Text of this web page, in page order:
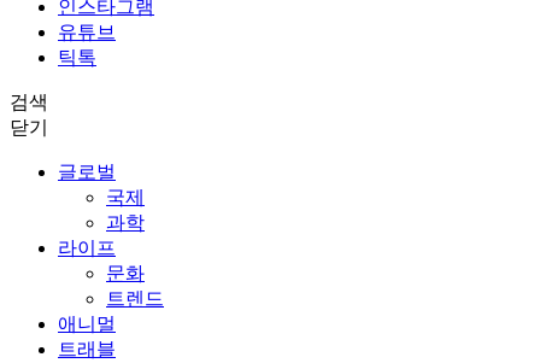
인스타그램
유튜브
틱톡
검색
닫기
글로벌
국제
과학
라이프
문화
트렌드
애니멀
트래블